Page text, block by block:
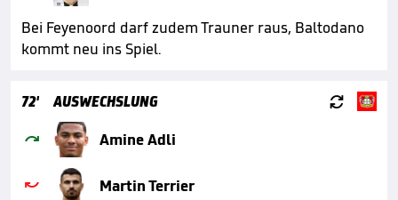
Bei Feyenoord darf zudem Trauner raus, Baltodano
kommt neu ins Spiel.
72' AUSWECHSLUNG 
 Amine Adli

Martin Terrier